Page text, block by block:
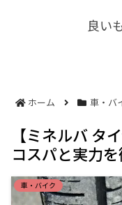
良い
ホーム 車・バ
【ミネルバ タ
コスパと実力を
車・バイク